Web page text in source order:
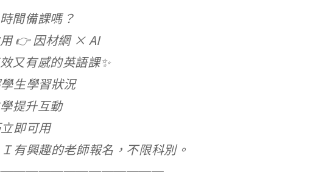
間備課嗎？
👉 因材網 × AI
又有感的英語課✨
生學習狀況
提升互動
即可用
有興趣的老師報名，不限科別。